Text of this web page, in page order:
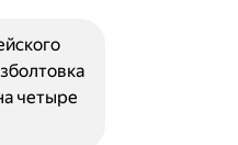
четыре